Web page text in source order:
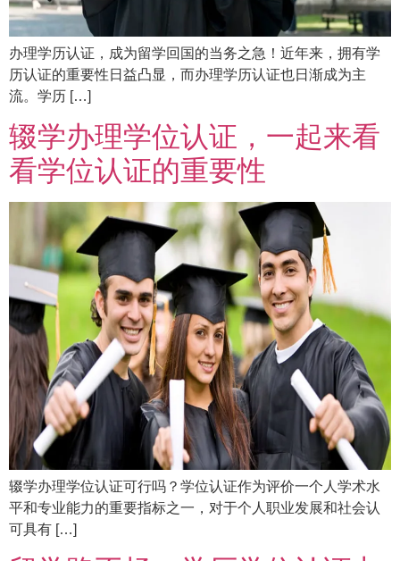
办理学历认证，成为留学回国的当务之急！近年来，拥有学
历认证的重要性日益凸显，而办理学历认证也日渐成为主
流。学历 […]
辍学办理学位认证，一起来看
看学位认证的重要性
辍学办理学位认证可行吗？学位认证作为评价一个人学术水
平和专业能力的重要指标之一，对于个人职业发展和社会认
可具有 […]